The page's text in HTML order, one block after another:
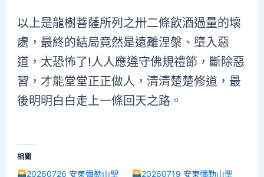
以上是龍樹菩薩所列之卅二條飲酒過量的壞
處，最終的結局竟然是遠離涅槃、墮入惡
道，太恐怖了!人人應遵守佛規禮節，斷除惡
習，才能堂堂正正做人，清清楚楚修道，最
後明明白白走上一條回天之路。
相關
20260726 安東彌勒山聖
20260719 安東彌勒山聖